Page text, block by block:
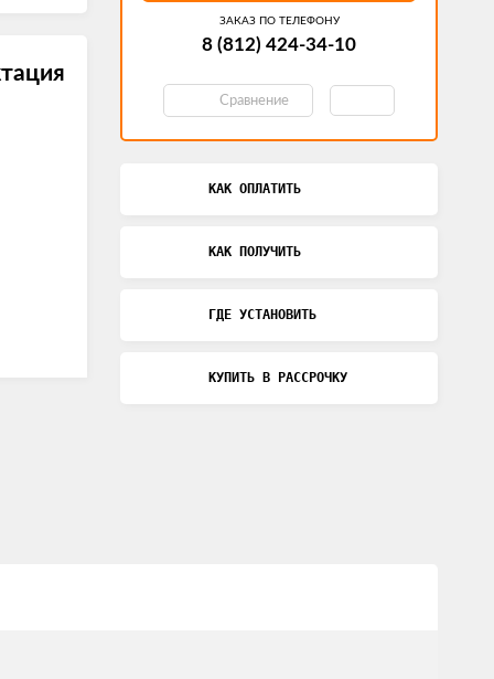
ЗАКАЗ ПО ТЕЛЕФОНУ
8 (812) 424-34-10
Сравнение
КАК ОПЛАТИТЬ
КАК ПОЛУЧИТЬ
ГДЕ УСТАНОВИТЬ
КУПИТЬ В РАССРОЧКУ